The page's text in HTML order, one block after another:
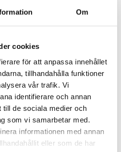
Om
cookies
för att anpassa innehållet
tillhandahålla funktioner
vår trafik. Vi
identifierare och annan
till de sociala medier och
som vi samarbetar med.
informationen med annan
eller som de har
bättre förutsättningar att
och få en förståelse för
Johansson,
har skett inom
till exempel om hur
de planerar verksamheten
och följer upp. Ett mål är
ska bli mer enhetliga genom